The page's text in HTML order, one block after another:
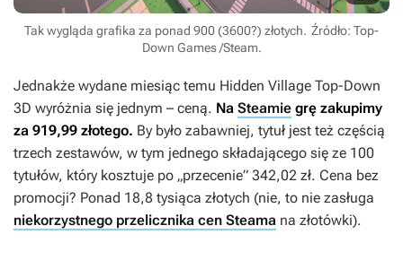
Tak wygląda grafika za ponad 900 (3600?) złotych. Źródło: Top-
Down Games /Steam.
Jednakże wydane miesiąc temu Hidden Village Top-Down
3D wyróżnia się jednym – ceną. Na Steamie grę zakupimy
za 919,99 złotego. By było zabawniej, tytuł jest też częścią
trzech zestawów, w tym jednego składającego się ze 100
tytułów, który kosztuje po „przecenie” 342,02 zł. Cena bez
promocji? Ponad 18,8 tysiąca złotych (nie, to nie zasługa
niekorzystnego przelicznika cen Steama na złotówki).